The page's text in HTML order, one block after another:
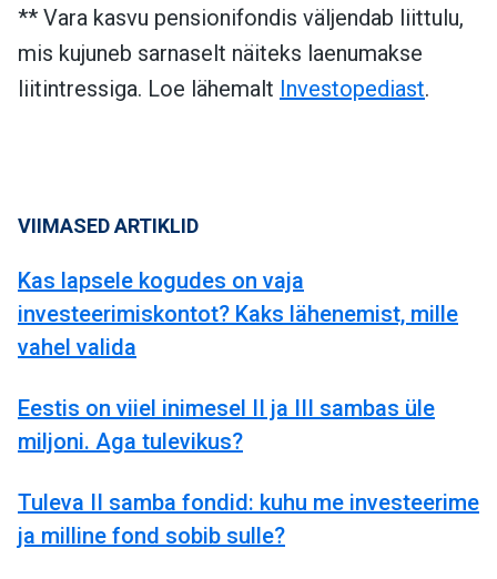
** Vara kasvu pensionifondis väljendab liittulu,
mis kujuneb sarnaselt näiteks laenumakse
liitintressiga. Loe lähemalt Investopediast.
VIIMASED ARTIKLID
Kas lapsele kogudes on vaja
investeerimiskontot? Kaks lähenemist, mille
vahel valida
Eestis on viiel inimesel II ja III sambas üle
miljoni. Aga tulevikus?
Tuleva II samba fondid: kuhu me investeerime
ja milline fond sobib sulle?